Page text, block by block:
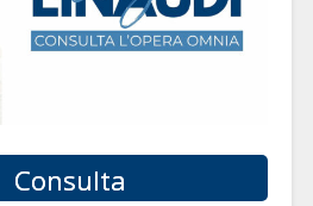
Consulta